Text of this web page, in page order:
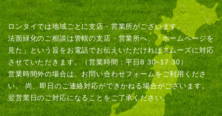
ロンタイでは地域ごとに支店・営業所がございます。
法面緑化のご相談は管轄の支店・営業所へ、「ホームページを
見た」という旨をお電話でお伝えいただければスムーズに対応
させていただきます。（営業時間：平日8:30~17:30）
営業時間外の場合は、お問い合わせフォームをご利用くださ
い。尚、即日のご連絡対応ができかねる場合がございます。
翌営業日のご対応になることをご了承ください。